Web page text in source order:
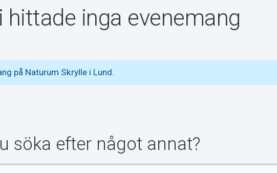
hittade inga evenemang
på Naturum Skrylle i Lund.
söka efter något annat?